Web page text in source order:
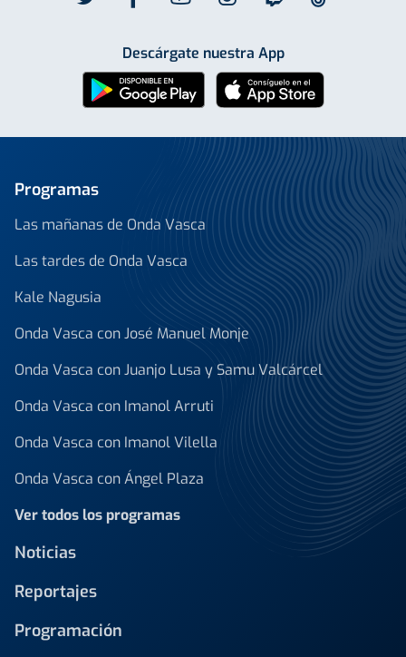
Descárgate nuestra App
Programas
Las mañanas de Onda Vasca
Las tardes de Onda Vasca
Kale Nagusia
Onda Vasca con José Manuel Monje
Onda Vasca con Juanjo Lusa y Samu Valcárcel
Onda Vasca con Imanol Arruti
Onda Vasca con Imanol Vilella
Onda Vasca con Ángel Plaza
Ver todos los programas
Noticias
Reportajes
Programación